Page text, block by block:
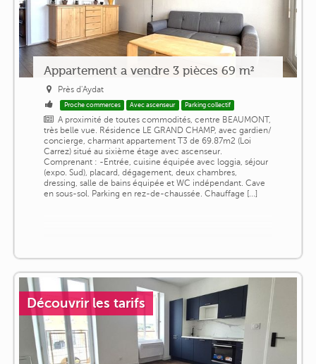
Appartement a vendre 3 pièces 69 m²
Près d'Aydat
Proche commerces Avec ascenseur Parking collectif
A proximité de toutes commodités, centre BEAUMONT,
très belle vue. Résidence LE GRAND CHAMP, avec gardien/
concierge, charmant appartement T3 de 69.87m2 (Loi
Carrez) situé au sixième étage avec ascenseur.
Comprenant : -Entrée, cuisine équipée avec loggia, séjour
(expo. Sud), placard, dégagement, deux chambres,
dressing, salle de bains équipée et WC indépendant. Cave
en sous-sol. Parking en rez-de-chaussée. Chauffage [...]
Découvrir les tarifs